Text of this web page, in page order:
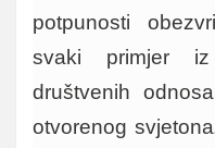
potpunosti
svaki primjer iz
društvenih
otvorenog